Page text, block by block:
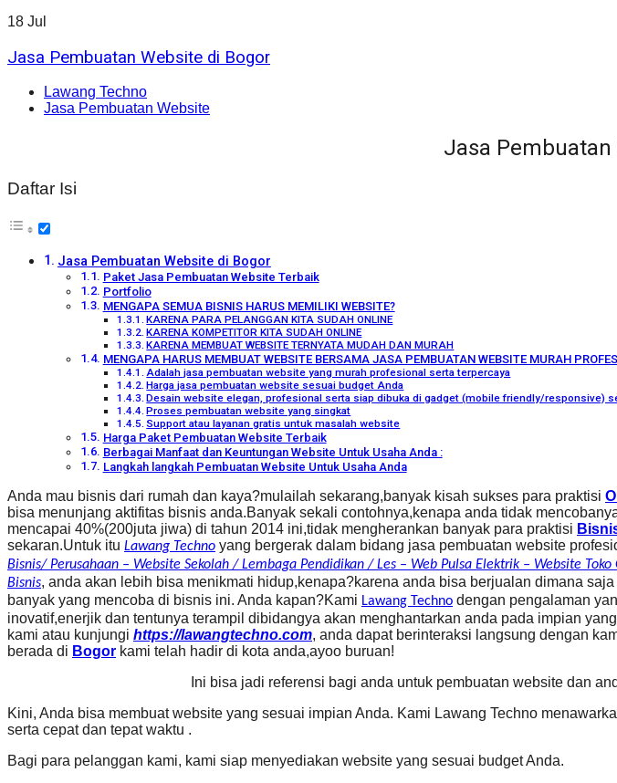
18 Jul
Jasa Pembuatan Website di Bogor
Lawang Techno
Jasa Pembuatan Website
Jasa
Daftar Isi
Jasa Pembuatan Website di Bogor
Paket Jasa Pembuatan Website Terbaik
Portfolio
MENGAPA SEMUA BISNIS HARUS MEMILIKI WEBSITE?
KARENA PARA PELANGGAN KITA SUDAH ONLINE
KARENA KOMPETITOR KITA SUDAH ONLINE
KARENA MEMBUAT WEBSITE TERNYATA MUDAH DAN MURAH
MENGAPA HARUS MEMBUAT WEBSITE BERSAMA JASA PEMBUATAN WEBSITE MURAH
Adalah jasa pembuatan website yang murah profesional serta terpercaya
Harga jasa pembuatan website sesuai budget Anda
Desain website elegan, profesional serta siap dibuka di gadget (mobile friendly/responsive)
Proses pembuatan website yang singkat
Support atau layanan gratis untuk masalah website
Harga Paket Pembuatan Website Terbaik
Berbagai Manfaat dan Keuntungan Website Untuk Usaha Anda :
Langkah langkah Pembuatan Website Untuk Usaha Anda
Anda mau bisnis dari rumah dan kaya?mulailah sekarang,banyak kisah sukses para praktisi
bisa menunjang aktifitas bisnis anda.Banyak sekali contohnya,kenapa anda tidak
mencapai 40%(200juta jiwa) di tahun 2014 ini,tidak mengherankan banyak para praktisi
sekaran.Untuk itu Lawang Techno yang bergerak dalam bidang jasa pembuatan website
Bisnis/ Perusahaan – Website Sekolah / Lembaga Pendidikan / Les – Web Pulsa Elektrik – Website
Bisnis, anda akan lebih bisa menikmati hidup,kenapa?karena anda bisa berjualan dimana
banyak yang mencoba di bisnis ini. Anda kapan?Kami Lawang Techno dengan pengalaman
inovatif,enerjik dan tentunya terampil dibidangya akan menghantarkan anda pada impian
kami atau kunjungi https://lawangtechno.com, anda dapat berinteraksi langsung dengan
berada di Bogor kami telah hadir di kota anda,ayoo buruan!
Ini bisa jadi referensi bagi anda untuk pembuatan website dan
Kini, Anda bisa membuat website yang sesuai impian Anda. Kami Lawang Techno
serta cepat dan tepat waktu .
Bagi para pelanggan kami, kami siap menyediakan website yang sesuai budget Anda.